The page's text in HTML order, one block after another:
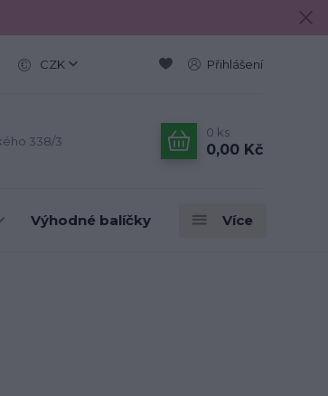
CZK Přihlášení
338/3
0 ks
0,00 Kč
Výhodné balíčky Více